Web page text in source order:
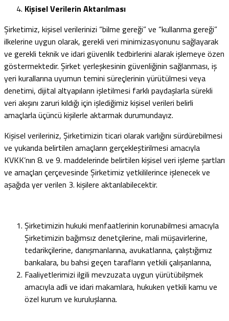
Kişisel Verilerin Aktarılması
Şirketimiz, kişisel verilerinizi “bilme gereği” ve “kullanma gereği”
ilkelerine uygun olarak, gerekli veri minimizasyonunu sağlayarak
ve gerekli teknik ve idari güvenlik tedbirlerini alarak işlemeye özen
göstermektedir. Şirket yerleşkesinin güvenliğinin sağlanması, iş
yeri kurallarına uyumun temini süreçlerinin yürütülmesi veya
denetimi, dijital altyapıların işletilmesi farklı paydaşlarla sürekli
veri akışını zaruri kıldığı için işlediğimiz kişisel verileri belirli
amaçlarla üçüncü kişilerle aktarmak durumundayız.
Kişisel verileriniz, Şirketimizin ticari olarak varlığını sürdürebilmesi
ve yukarıda belirtilen amaçların gerçekleştirilmesi amacıyla
KVKK’nın 8. ve 9. maddelerinde belirtilen kişisel veri işleme şartları
ve amaçları çerçevesinde Şirketimiz yetkililerince işlenecek ve
aşağıda yer verilen 3. kişilere aktarılabilecektir.
Şirketimizin hukuki menfaatlerinin korunabilmesi amacıyla
Şirketimizin bağımsız denetçilerine, mali müşavirlerine,
tedarikçilerine, danışmanlarına, avukatlarına, çalıştığımız
bankalara, bu bahsi geçen tarafların yetkili çalışanlarına,
Faaliyetlerimizi ilgili mevzuzata uygun yürütübilşmek
amacıyla adli ve idari makamlara, hukuken yetkili kamu ve
özel kurum ve kuruluşlarına.